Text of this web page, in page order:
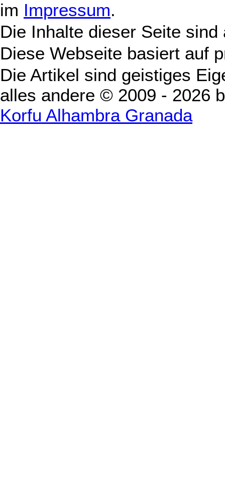
im Impressum.
Die Inhalte dieser Seite
Diese Webseite basiert auf
Die Artikel sind geistiges
alles andere © 2009 - 2026
Korfu Alhambra Granada